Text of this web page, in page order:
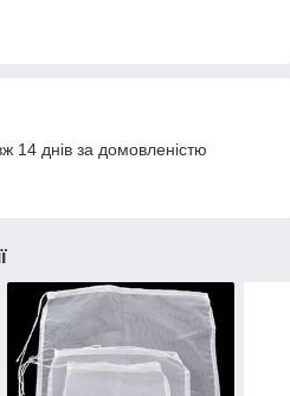
14 днів за домовленістю